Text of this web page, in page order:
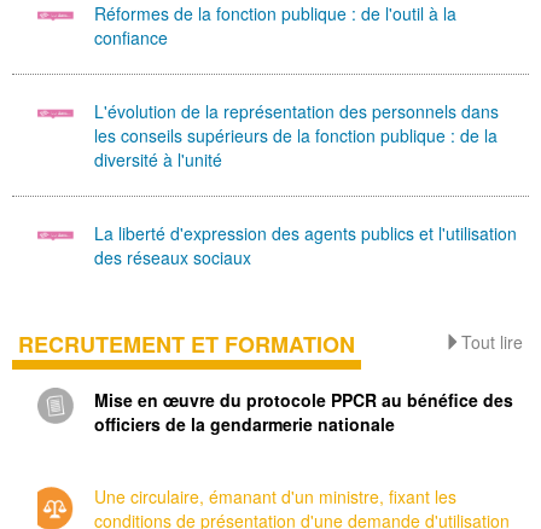
Réformes de la fonction publique : de l'outil à la
confiance
L'évolution de la représentation des personnels dans
les conseils supérieurs de la fonction publique : de la
diversité à l'unité
La liberté d'expression des agents publics et l'utilisation
des réseaux sociaux
Tout lire
RECRUTEMENT ET FORMATION
Mise en œuvre du protocole PPCR au bénéfice des
officiers de la gendarmerie nationale
Une circulaire, émanant d'un ministre, fixant les
conditions de présentation d'une demande d'utilisation